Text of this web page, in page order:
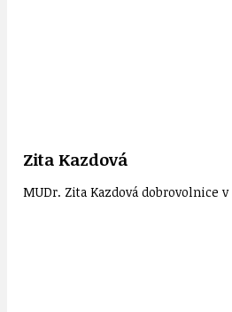
Zita Kazdová
MUDr. Zita Kazdová dobrovolnice